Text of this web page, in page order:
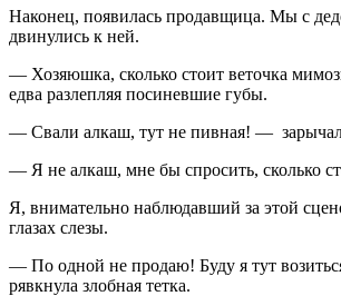
Наконец, появилась продавщица. Мы с
двинулись к ней.
— Хозяюшка, сколько стоит веточка
едва разлепляя посиневшие губы.
— Свали алкаш, тут не пивная! —
— Я не алкаш, мне бы спросить, сколько
Я, внимательно наблюдавший за этой
глазах слезы.
— По одной не продаю! Буду я тут
рявкнула злобная тетка.